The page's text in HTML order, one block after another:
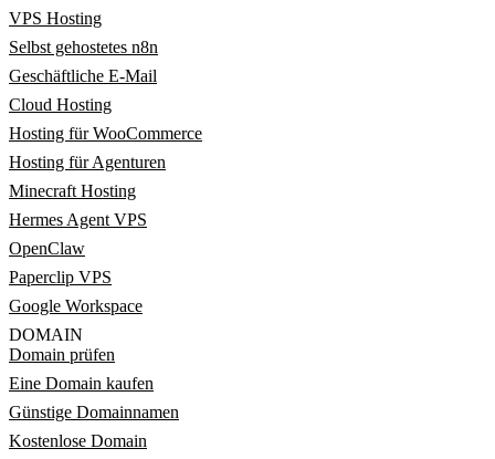
VPS Hosting
Selbst gehostetes n8n
Geschäftliche E-Mail
Cloud Hosting
Hosting für WooCommerce
Hosting für Agenturen
Minecraft Hosting
Hermes Agent VPS
OpenClaw
Paperclip VPS
Google Workspace
DOMAIN
Domain prüfen
Eine Domain kaufen
Günstige Domainnamen
Kostenlose Domain